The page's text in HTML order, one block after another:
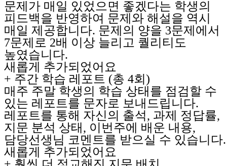
문제가 매일 있었으면 좋겠다는 학생의
피드백을 반영하여 문제와 해설을 역시
매일 제공합니다. 문제의 양을 3문제에서
7문제로 2배 이상 늘리고 퀄리티도
높였습니다.
새롭게 추가되었어요
+ 주간 학습 레포트 (총 4회)
매주 주말 학생의 학습 상태를 점검할 수
있는 레포트를 문자로 보내드립니다.
레포트를 통해 자신의 출석, 과제 정답률,
지문 분석 상태, 이번주에 배운 내용,
담당선생님 코멘트를 받으실 수 있습니다.
새롭게 추가되었어요